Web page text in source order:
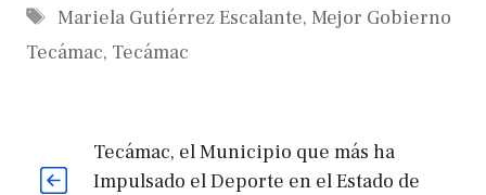
Etiquetas
Mariela Gutiérrez Escalante, Mejor Gobierno
Tecámac, Tecámac
Tecámac, el Municipio que más ha
Impulsado el Deporte en el Estado de